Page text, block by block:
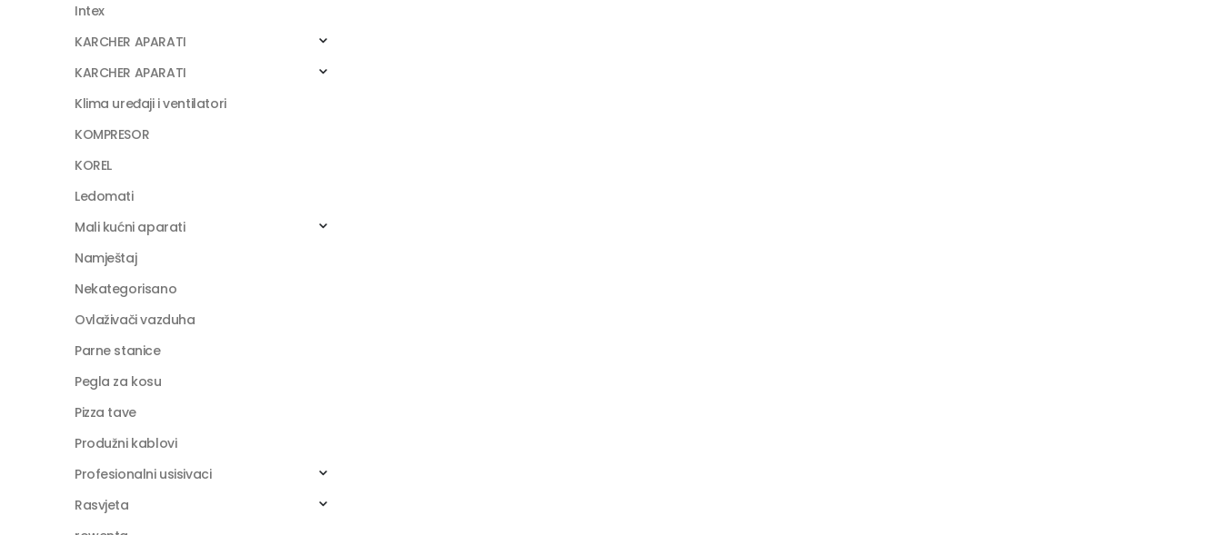
Intex
KARCHER APARATI
KARCHER APARATI
Klima uređaji i ventilatori
KOMPRESOR
KOREL
Ledomati
Mali kućni aparati
Namještaj
Nekategorisano
Ovlaživači vazduha
Parne stanice
Pegla za kosu
Pizza tave
Produžni kablovi
Profesionalni usisivaci
Rasvjeta